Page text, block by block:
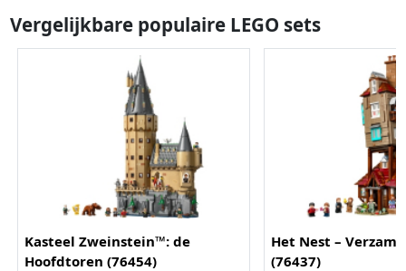
Vergelijkbare populaire LEGO sets
Kasteel Zweinstein™: de
Hoofdtoren (76454)
Het Nest –
(76437)